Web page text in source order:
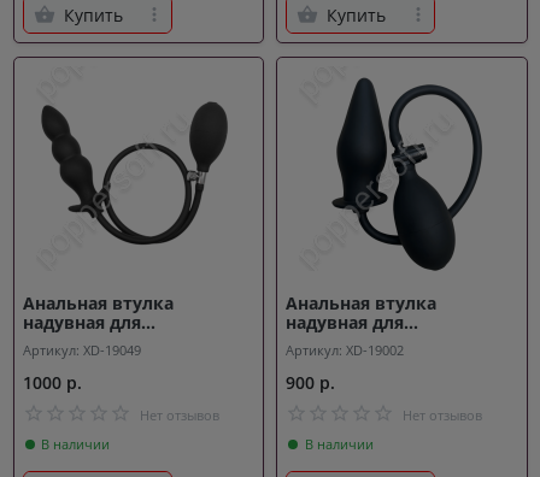
Купить Купить
Анальная втулка
надувная для
расширения Thrust
Артикул: XD-19049
1000 р.
Нет отзывов
В наличии
Анальная втулка
надувная для
расширения Torque
Артикул: XD-19002
900 р.
Нет отзывов
В наличии